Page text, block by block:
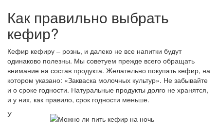
Как правильно выбрать
кефир?
Кефир кефиру – рознь, и далеко не все напитки будут
одинаково полезны. Мы советуем прежде всего обращать
внимание на состав продукта. Желательно покупать кефир, на
котором указано: «Закваска молочных культур». Не забывайте
и о сроке годности. Натуральные продукты долго не хранятся,
и у них, как правило, срок годности меньше.
У